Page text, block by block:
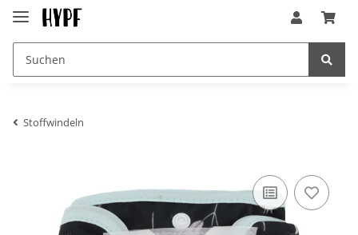
Stoffwindeln